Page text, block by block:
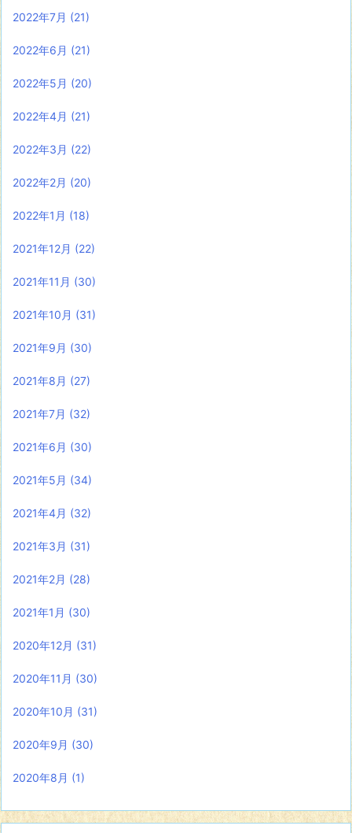
2022年7月 (21)
2022年6月 (21)
2022年5月 (20)
2022年4月 (21)
2022年3月 (22)
2022年2月 (20)
2022年1月 (18)
2021年12月 (22)
2021年11月 (30)
2021年10月 (31)
2021年9月 (30)
2021年8月 (27)
2021年7月 (32)
2021年6月 (30)
2021年5月 (34)
2021年4月 (32)
2021年3月 (31)
2021年2月 (28)
2021年1月 (30)
2020年12月 (31)
2020年11月 (30)
2020年10月 (31)
2020年9月 (30)
2020年8月 (1)